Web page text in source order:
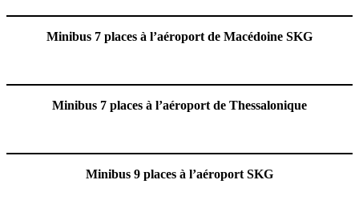
Minibus 7 places à l’aéroport de Macédoine SKG
Minibus 7 places à l’aéroport de Thessalonique
Minibus 9 places à l’aéroport SKG